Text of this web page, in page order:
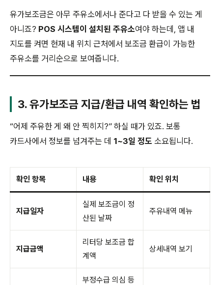
유가보조금은 아무 주유소에서나 준다고 다 받을 수 있는 게
아니죠? POS 시스템이 설치된 주유소여야 하는데, 앱 내
지도를 켜면 현재 내 위치 근처에서 보조금 환급이 가능한
주유소를 거리순으로 보여줍니다.
3. 유가보조금 지급/환급 내역 확인하는 법
“어제 주유한 게 왜 안 찍히지?” 하실 때가 있죠. 보통
카드사에서 정보를 넘겨주는 데 1~3일 정도 소요됩니다.
확인 항목 내용 확인 위치
지급일자
실제 보조금이 정
산된 날짜
주유내역 메뉴
지급금액
리터당 보조금 합
계액
상세내역 보기
부정수급 의심 등